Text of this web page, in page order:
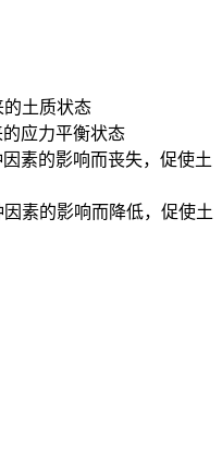
土质状态
应力平衡状态
素的影响而丧失，促使土
素的影响而降低，促使土